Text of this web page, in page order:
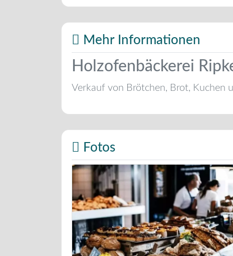
Mehr Informationen
Holzofenbäckerei
Verkauf von Brötchen, Brot, Kuchen
Fotos